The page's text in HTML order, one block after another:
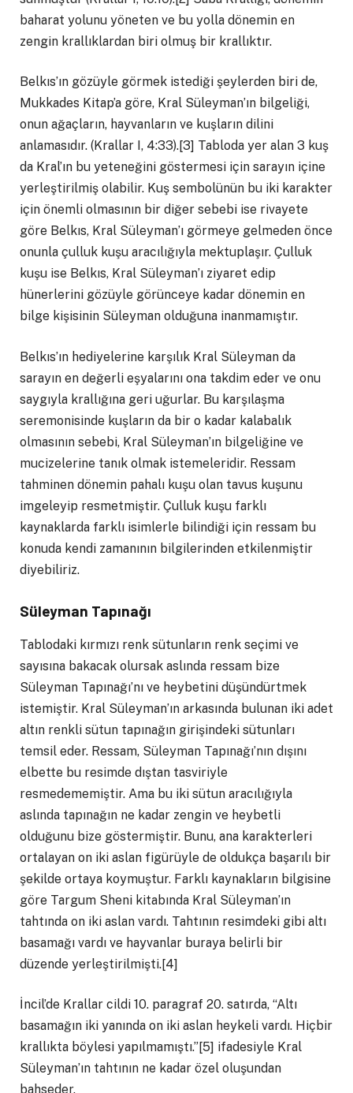
baharat yolunu yöneten ve bu yolla dönemin en
zengin krallıklardan biri olmuş bir krallıktır.
Belkıs’ın gözüyle görmek istediği şeylerden biri de,
Mukkades Kitap’a göre, Kral Süleyman’ın bilgeliği,
onun ağaçların, hayvanların ve kuşların dilini
anlamasıdır. (Krallar I, 4:33).[3] Tabloda yer alan 3 kuş
da Kral’ın bu yeteneğini göstermesi için sarayın içine
yerleştirilmiş olabilir. Kuş sembolünün bu iki karakter
için önemli olmasının bir diğer sebebi ise rivayete
göre Belkıs, Kral Süleyman’ı görmeye gelmeden önce
onunla çulluk kuşu aracılığıyla mektuplaşır. Çulluk
kuşu ise Belkıs, Kral Süleyman’ı ziyaret edip
hünerlerini gözüyle görünceye kadar dönemin en
bilge kişisinin Süleyman olduğuna inanmamıştır.
Belkıs’ın hediyelerine karşılık Kral Süleyman da
sarayın en değerli eşyalarını ona takdim eder ve onu
saygıyla krallığına geri uğurlar. Bu karşılaşma
seremonisinde kuşların da bir o kadar kalabalık
olmasının sebebi, Kral Süleyman’ın bilgeliğine ve
mucizelerine tanık olmak istemeleridir. Ressam
tahminen dönemin pahalı kuşu olan tavus kuşunu
imgeleyip resmetmiştir. Çulluk kuşu farklı
kaynaklarda farklı isimlerle bilindiği için ressam bu
konuda kendi zamanının bilgilerinden etkilenmiştir
diyebiliriz.
Süleyman Tapınağı
Tablodaki kırmızı renk sütunların renk seçimi ve
sayısına bakacak olursak aslında ressam bize
Süleyman Tapınağı’nı ve heybetini düşündürtmek
istemiştir. Kral Süleyman’ın arkasında bulunan iki adet
altın renkli sütun tapınağın girişindeki sütunları
temsil eder. Ressam, Süleyman Tapınağı’nın dışını
elbette bu resimde dıştan tasviriyle
resmedememiştir. Ama bu iki sütun aracılığıyla
aslında tapınağın ne kadar zengin ve heybetli
olduğunu bize göstermiştir. Bunu, ana karakterleri
ortalayan on iki aslan figürüyle de oldukça başarılı bir
şekilde ortaya koymuştur. Farklı kaynakların bilgisine
göre Targum Sheni kitabında Kral Süleyman’ın
tahtında on iki aslan vardı. Tahtının resimdeki gibi altı
basamağı vardı ve hayvanlar buraya belirli bir
düzende yerleştirilmişti.[4]
İncil’de Krallar cildi 10. paragraf 20. satırda, “Altı
basamağın iki yanında on iki aslan heykeli vardı. Hiçbir
krallıkta böylesi yapılmamıştı.”[5] ifadesiyle Kral
Süleyman’ın tahtının ne kadar özel oluşundan
bahseder.